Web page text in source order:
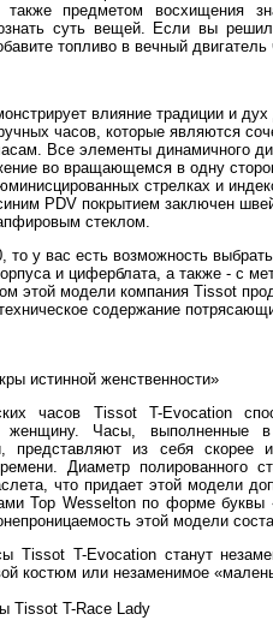
также предметом восхищения
суть вещей. Если вы
топливо в вечный
влияние традиции и дух
часов, которые являются
Все элементы динамичного
во вращающемся в одну
стрелках и
PDV покрытием заключен
стеклом.
у вас есть возможность
и циферблата, а также - с
этой модели компания Tissot
содержание
истинной женственности»
часов
Tissot T-Evocation
женщину. Часы, выполненные
представляют из себя скорее
Диаметр полированного
что придает этой модели
Top Wesselton по форме
этой модели
Tissot T-Evocation станут
костюм или незаменимое
Tissot T-Race Lady